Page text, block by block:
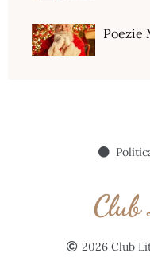
Poezie
2026 Club